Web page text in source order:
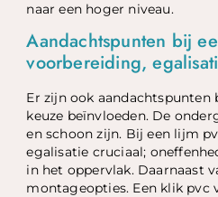
naar een hoger niveau.
Aandachtspunten bij
voorbereiding,
Er zijn ook aandachtspunten
keuze beïnvloeden. De
en schoon zijn. Bij een lijm
egalisatie cruciaal;
in het oppervlak. Daarnaast
montageopties. Een klik pvc